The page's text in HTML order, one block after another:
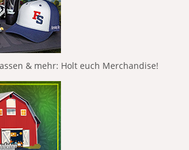
& mehr: Holt euch Merchandise!